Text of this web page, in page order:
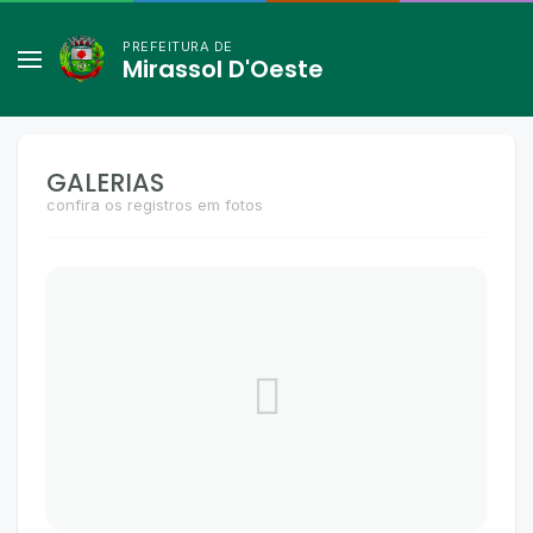
PREFEITURA DE
Mirassol D'Oeste
GALERIAS
confira os registros em fotos